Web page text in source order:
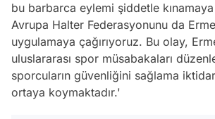
bu barbarca eylemi şiddetle kınamaya
Avrupa Halter Federasyonunu da
uygulamaya çağırıyoruz. Bu olay,
uluslararası spor müsabakaları
sporcuların güvenliğini sağlama
ortaya koymaktadır.'